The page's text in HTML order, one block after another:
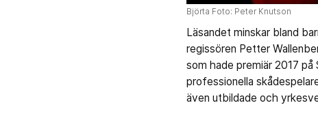
Björta Foto: Peter Knutson
Läsandet minskar bland
regissören Petter
som hade premiär 2017
professionella
även utbildade och